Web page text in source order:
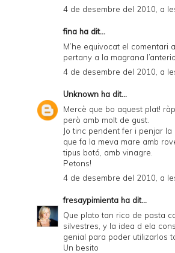
4 de desembre del 2010, a
fina ha dit...
M’he equivocat el comentari
pertany a la magrana
4 de desembre del 2010, a
Unknown ha dit...
Mercè que bo aquest plat!
però amb molt de gust.
Jo tinc pendent fer i penjar la
que fa la meva mare amb
tipus botó, amb vinagre.
Petons!
4 de desembre del 2010, a
fresaypimienta ha dit...
Que plato tan rico de pasta
silvestres, y la idea d ela
genial para poder utilizarlos
Un besito